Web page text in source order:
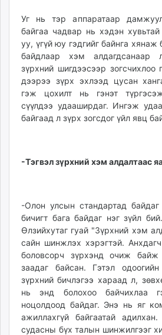
Уг нь тэр аппаратаар
байгаа чадвар нь хэдэн
уу, үгүй юу гэдгийг байнга хянаж
байдлаар хэм алдагдсанаар
зүрхний шигдээсээр
дээрээ зүрх эхлээд цусан
гэж цохилт нь гэнэт
сүүлдээ удааширдаг. Ингэж
байгаад л зүрх зогсдог үйл явц
-Тэгвэл зүрхний хэм алдалтаас
-Олон улсын стандартад
бичигт бага байдаг нэг зүйл
Өлзийхутаг гуай "Зүрхний хэм
сайн шинжлэх хэрэгтэй.
боловсорч зүрхэнд очиж
заадаг байсан. Гэтэл
зүрхний бичлэгээ хараад л,
нь энд болохоо байчихлаа
ноцолдоод байдаг. Энэ нь яг
ажиллахгүй байгаатай
судасны бүх талын шинжилгээг